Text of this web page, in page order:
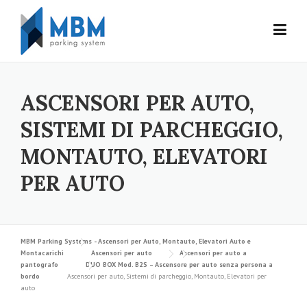
Skip to content
ASCENSORI PER AUTO,
SISTEMI DI PARCHEGGIO,
MONTAUTO, ELEVATORI
PER AUTO
MBM Parking Systems - Ascensori per Auto, Montauto, Elevatori Auto e
Montacarichi
Ascensori per auto
Ascensori per auto a
pantografo
DUO BOX Mod. B2S – Ascensore per auto senza persona a
bordo
Ascensori per auto, Sistemi di parcheggio, Montauto, Elevatori per
auto